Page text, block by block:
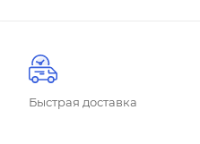
Быстрая доставка